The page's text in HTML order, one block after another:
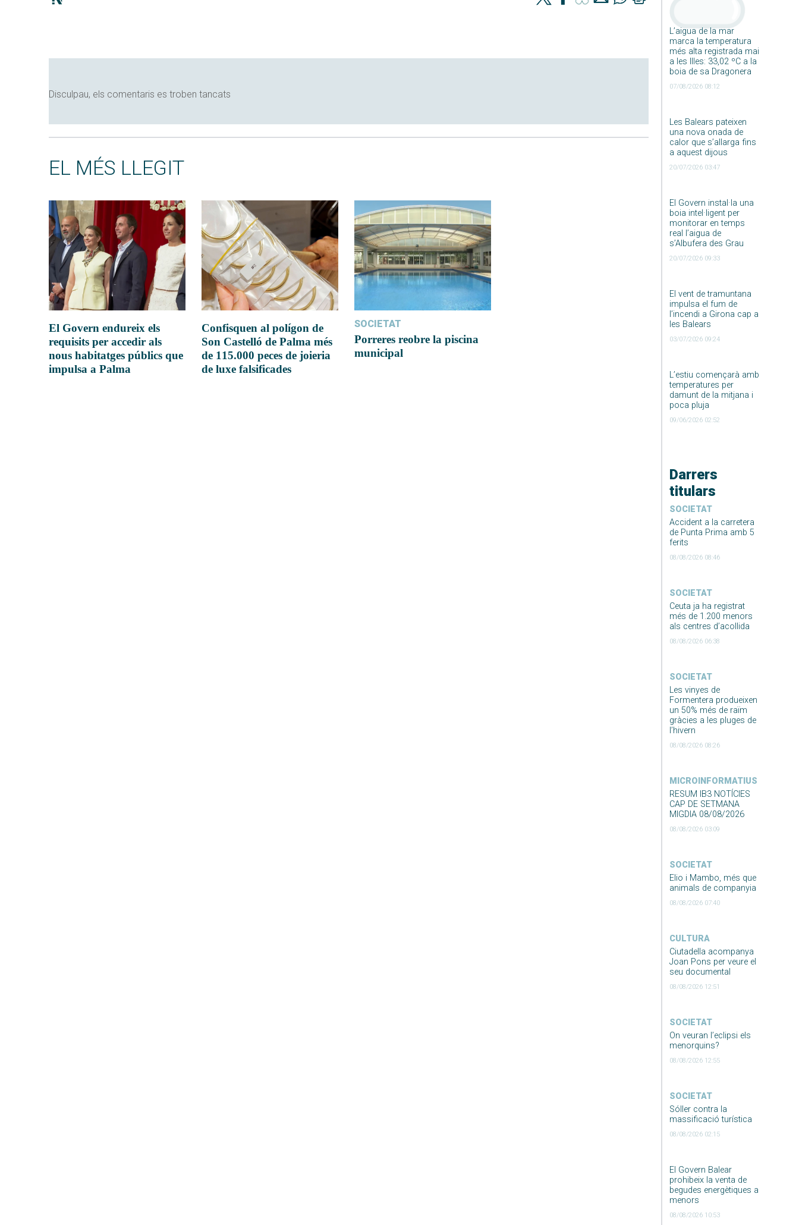
L’aigua de la mar
marca la temperatura
més alta registrada mai
a les Illes: 33,02 ºC a la
boia de sa Dragonera
07/08/2026 08:12
Les Balears pateixen
una nova onada de
calor que s’allarga fins
a aquest dijous
20/07/2026 03:47
El Govern instal·la una
boia intel·ligent per
monitorar en temps
real l’aigua de
s’Albufera des Grau
20/07/2026 09:33
El vent de tramuntana
impulsa el fum de
l’incendi a Girona cap a
les Balears
03/07/2026 09:24
L’estiu començarà amb
temperatures per
damunt de la mitjana i
poca pluja
09/06/2026 02:52
Darrers
titulars
SOCIETAT
Accident a la carretera
de Punta Prima amb 5
ferits
08/08/2026 08:46
SOCIETAT
Ceuta ja ha registrat
més de 1.200 menors
als centres d’acollida
08/08/2026 06:38
SOCIETAT
Les vinyes de
Formentera produeixen
un 50% més de raïm
gràcies a les pluges de
l’hivern
08/08/2026 08:26
MICROINFORMATIUS
RESUM IB3 NOTÍCIES
CAP DE SETMANA
MIGDIA 08/08/2026
08/08/2026 03:09
SOCIETAT
Elio i Mambo, més que
animals de companyia
08/08/2026 07:40
CULTURA
Ciutadella acompanya
Joan Pons per veure el
seu documental
08/08/2026 12:51
SOCIETAT
On veuran l’eclipsi els
menorquins?
08/08/2026 12:55
SOCIETAT
Sóller contra la
massificació turística
08/08/2026 02:15
El Govern Balear
prohibeix la venta de
begudes energètiques a
menors
08/08/2026 10:53
Disculpau, els comentaris es troben tancats
EL MÉS LLEGIT
El Govern endureix els
requisits per accedir als
nous habitatges públics que
impulsa a Palma
Confisquen al polígon de
Son Castelló de Palma més
de 115.000 peces de joieria
de luxe falsificades
SOCIETAT
Porreres reobre la piscina
municipal